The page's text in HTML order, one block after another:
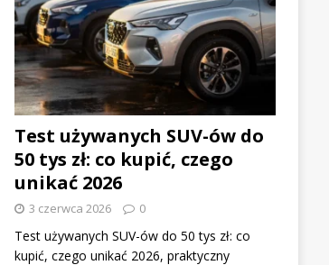
Test używanych SUV-ów do
50 tys zł: co kupić, czego
unikać 2026
3 czerwca 2026 0
Test używanych SUV-ów do 50 tys zł: co
kupić, czego unikać 2026, praktyczny